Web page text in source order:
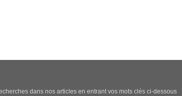
dans nos articles en entrant vos mots clés ci-dessous